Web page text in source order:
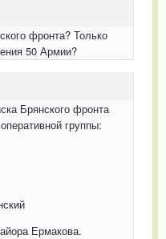
фронта? Только
50 Армии?
Брянского фронта
группы:
Ермакова.